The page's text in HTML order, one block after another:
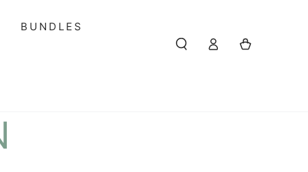
BUNDLES
EinloggenWarenkorb